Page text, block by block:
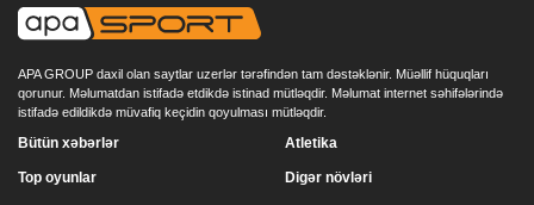
APA GROUP daxil olan saytlar uzerlər tərəfindən tam dəstəklənir. Müəllif hüquqları
qorunur. Məlumatdan istifadə etdikdə istinad mütləqdir. Məlumat internet səhifələrində
istifadə edildikdə müvafiq keçidin qoyulması mütləqdir.
Bütün xəbərlər
Top oyunlar
Atletika
Digər növləri